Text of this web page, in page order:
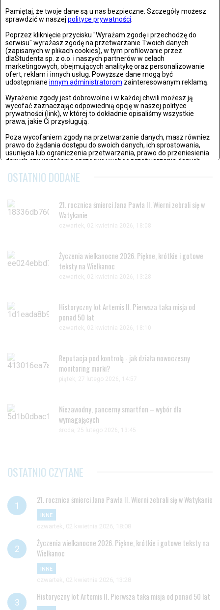
Pamiętaj, że twoje dane są u nas bezpieczne. Szczegóły możesz
sprawdzić w naszej polityce prywatności
Poprzez kliknięcie przycisku "Wyrażam zgodę i przechodzę do
serwisu" wyrażasz zgodę na przetwarzanie Twoich danych
(zapisanych w plikach cookies), w tym profilowanie przez
dlaStudenta sp. z o.o. i naszych partnerów w celach
marketingowych, obejmujących analitykę oraz personalizowanie
ofert, reklam i innych usług. Powyższe dane mogą być
udostępniane innym administratorom zainteresowanym reklamą.
Wyrażenie zgody jest dobrowolne i w każdej chwili możesz ją
wycofać zaznaczając odpowiednią opcję w naszej polityce
prywatności (link), w której to dokładnie opisaliśmy wszystkie
prawa, jakie Ci przysługują.
Poza wycofaniem zgody na przetwarzanie danych, masz również
prawo do żądania dostępu do swoich danych, ich sprostowania,
usunięcia lub ograniczenia przetwarzania, prawo do przeniesienia
danych czy wyrażenia sprzeciwu wobec przetwarzania danych.
Jeżeli nie chcesz wyrazić zgody na przetwarzanie plików cookies,
przejdź doustawień zaawansowanych
Wyrażam zgodę i przechodzę do serwisu
MODA
ŚRODA, 29 SIERPNIA 2018, 09:56
Clotify – aplikacja dzięki której Twoje stylizacje zawsze będą na
czasie!
Poznaj aplikację na telefon, dzięki której będziesz na bieżąco
ze...
OSTATNIO DODANE
21. rocznica śmierci Jana Pawła II. Wierni zebrali się w
Watykanie
czwartek, 02 kwietnia 2026, 18:08
Życzenia wielkanocne 2026. Piękne, krótkie i gotowe
teksty na Wielkanoc
czwartek, 02 kwietnia 2026, 13:28
Historyczny lot Artemis II. Pierwsza taka misja od
ponad 50 lat
czwartek, 02 kwietnia 2026, 18:10
Reputacja pod kontrolą - jak działa nowoczesny
monitoring marki?
piątek, 27 lutego 2026, 14:57
Niezawodny, pancerny smartfon – wybór dla
wymagających
środa, 25 lutego 2026, 13:45
OSTATNIO CZYTANE
21. rocznica śmierci Jana Pawła II. Wierni zebrali się w Watykanie
INNE
czwartek, 02 kwietnia 2026, 18:08
Życzenia wielkanocne 2026. Piękne, krótkie i gotowe teksty na
Wielkanoc
INNE
czwartek, 02 kwietnia 2026, 13:28
Historyczny lot Artemis II. Pierwsza taka misja od ponad 50 lat